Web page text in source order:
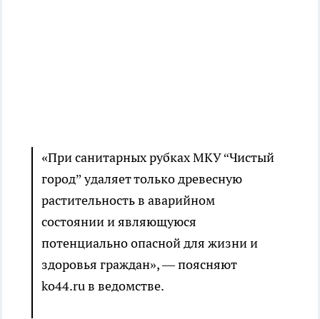
«При санитарных рубках МКУ “Чистый
город” удаляет только древесную
растительность в аварийном
состоянии и являющуюся
потенциально опасной для жизни и
здоровья граждан», — поясняют
ko44.ru в ведомстве.